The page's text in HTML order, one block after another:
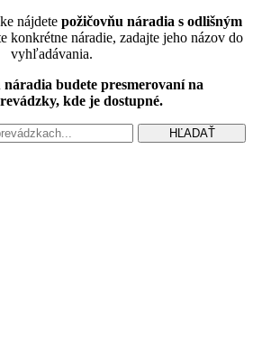
nájdete požičovňu náradia s odlišným
konkrétne náradie, zadajte jeho názov do
vyhľadávania.
náradia budete presmerovaní na
kde je dostupné.
HĽADAŤ